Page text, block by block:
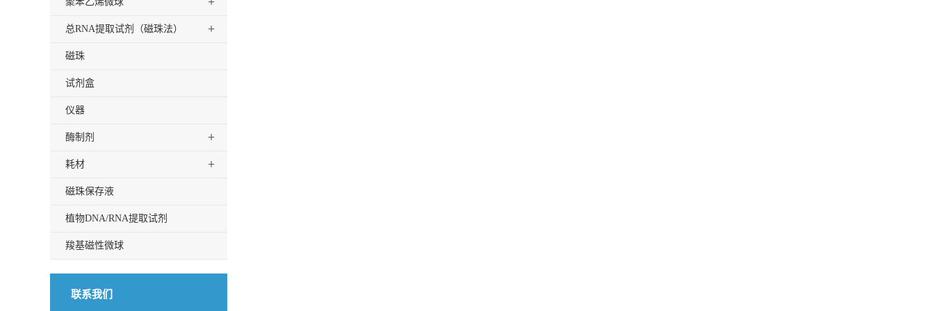
总RNA提取试剂（磁珠法） +
磁珠
试剂盒
仪器
酶制剂 +
耗材 +
磁珠保存液
植物DNA/RNA提取试剂
羧基磁性微球
联系我们